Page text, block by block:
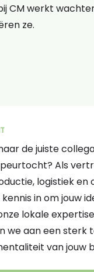
CM werkt
ze.
de juiste
Als
logistiek en
in om jouw
lokale
we aan een sterk
van jouw